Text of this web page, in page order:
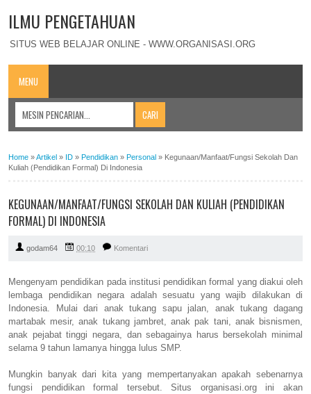
ILMU PENGETAHUAN
SITUS WEB BELAJAR ONLINE - WWW.ORGANISASI.ORG
MENU
Home »Artikel » ID » Pendidikan » Personal » Kegunaan/Manfaat/Fungsi Sekolah Dan
Kuliah (Pendidikan Formal) Di Indonesia
KEGUNAAN/MANFAAT/FUNGSI SEKOLAH DAN KULIAH (PENDIDIKAN
FORMAL) DI INDONESIA
godam64 00:10 Komentari
Mengenyam pendidikan pada institusi pendidikan formal yang diakui oleh
lembaga pendidikan negara adalah sesuatu yang wajib dilakukan di
Indonesia. Mulai dari anak tukang sapu jalan, anak tukang dagang
martabak mesir, anak tukang jambret, anak pak tani, anak bisnismen,
anak pejabat tinggi negara, dan sebagainya harus bersekolah minimal
selama 9 tahun lamanya hingga lulus SMP.
Mungkin banyak dari kita yang mempertanyakan apakah sebenarnya
fungsi pendidikan formal tersebut. Situs organisasi.org ini akan